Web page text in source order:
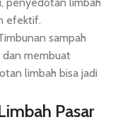
efektif.
sampah
dan membuat
limbah bisa jadi
Pasar